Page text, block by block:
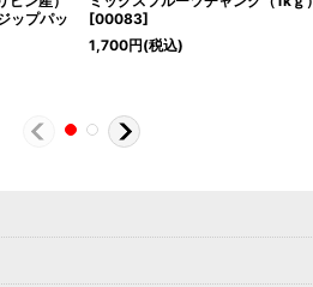
ップパッ
[00083]
1,700円(税込)